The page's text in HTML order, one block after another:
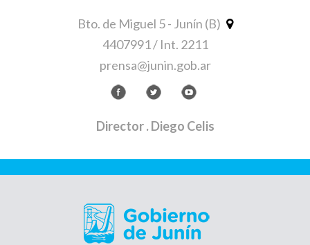
Bto. de Miguel 5 - Junín (B)
4407991 / Int. 2211
prensa@junin.gob.ar
Director. Diego Celis